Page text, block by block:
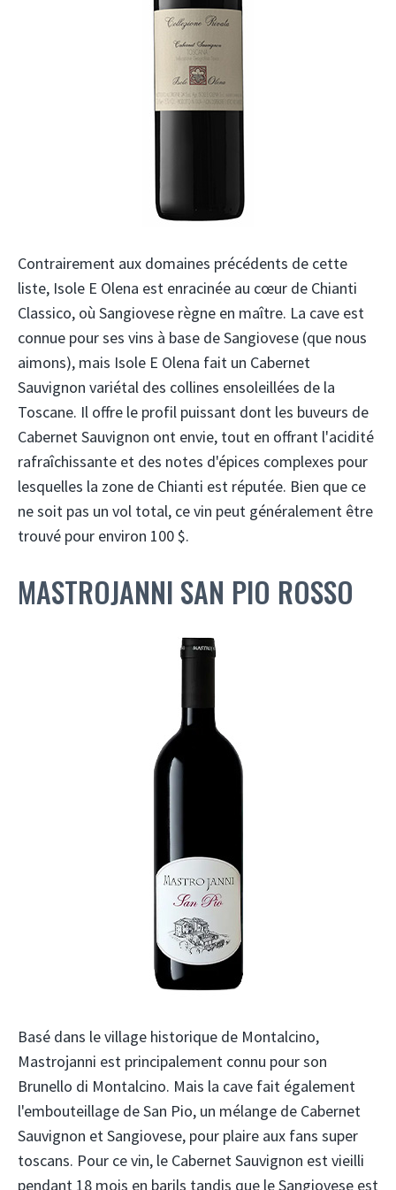
Contrairement aux domaines précédents de cette
liste, Isole E Olena est enracinée au cœur de Chianti
Classico, où Sangiovese règne en maître. La cave est
connue pour ses vins à base de Sangiovese (que nous
aimons), mais Isole E Olena fait un Cabernet
Sauvignon variétal des collines ensoleillées de la
Toscane. Il offre le profil puissant dont les buveurs de
Cabernet Sauvignon ont envie, tout en offrant l'acidité
rafraîchissante et des notes d'épices complexes pour
lesquelles la zone de Chianti est réputée. Bien que ce
ne soit pas un vol total, ce vin peut généralement être
trouvé pour environ 100 $.
MASTROJANNI SAN PIO ROSSO
Basé dans le village historique de Montalcino,
Mastrojanni est principalement connu pour son
Brunello di Montalcino. Mais la cave fait également
l'embouteillage de San Pio, un mélange de Cabernet
Sauvignon et Sangiovese, pour plaire aux fans super
toscans. Pour ce vin, le Cabernet Sauvignon est vieilli
pendant 18 mois en barils tandis que le Sangiovese est